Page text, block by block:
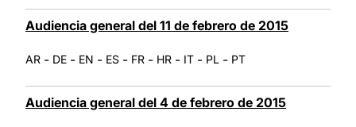
Audiencia general del 11 de febrero de 2015
AR - DE - EN - ES - FR - HR - IT - PL - PT
Audiencia general del 4 de febrero de 2015